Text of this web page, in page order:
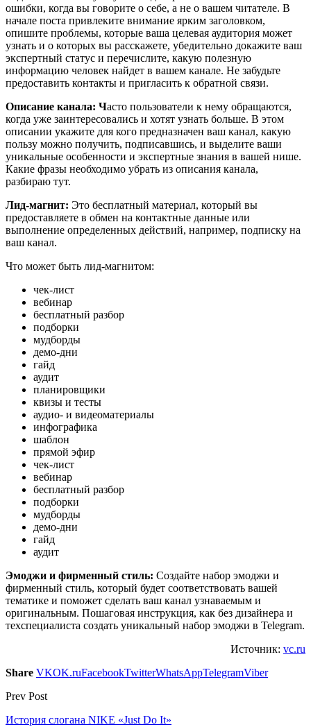
ошибки, когда вы говорите о себе, а не о вашем читателе. В
начале поста привлеките внимание ярким заголовком,
опишите проблемы, которые ваша целевая аудитория может
узнать и о которых вы расскажете, убедительно докажите ваш
экспертный статус и перечислите, какую полезную
информацию человек найдет в вашем канале. Не забудьте
предоставить контакты и пригласить к обратной связи.
Описание канала: Часто пользователи к нему обращаются,
когда уже заинтересовались и хотят узнать больше. В этом
описании укажите для кого предназначен ваш канал, какую
пользу можно получить, подписавшись, и выделите ваши
уникальные особенности и экспертные знания в вашей нише.
Какие фразы необходимо убрать из описания канала,
разбираю тут.
Лид-магнит: Это бесплатный материал, который вы
предоставляете в обмен на контактные данные или
выполнение определенных действий, например, подписку на
ваш канал.
Что может быть лид-магнитом:
чек-лист
вебинар
бесплатный разбор
подборки
мудборды
демо-дни
гайд
аудит
планировщики
квизы и тесты
аудио- и видеоматериалы
инфографика
шаблон
прямой эфир
чек-лист
вебинар
бесплатный разбор
подборки
мудборды
демо-дни
гайд
аудит
Эмоджи и фирменный стиль: Создайте набор эмоджи и
фирменный стиль, который будет соответствовать вашей
тематике и поможет сделать ваш канал узнаваемым и
оригинальным. Пошаговая инструкция, как без дизайнера и
техспециалиста создать уникальный набор эмоджи в Telegram.
Источник: vc.ru
Share VKOK.ruFacebookTwitterWhatsAppTelegramViber
Prev Post
История слогана NIKE «Just Do It»